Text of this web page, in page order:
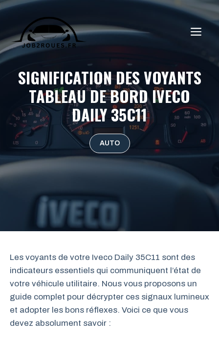
Aller
contenu
SIGNIFICATION DES VOYANTS
TABLEAU DE BORD IVECO
DAILY 35C11
AUTO
Les voyants de votre Iveco Daily 35C11 sont des
indicateurs essentiels qui communiquent l’état de
votre véhicule utilitaire. Nous vous proposons un
guide complet pour décrypter ces signaux lumineux
et adopter les bons réflexes. Voici ce que vous
devez absolument savoir :